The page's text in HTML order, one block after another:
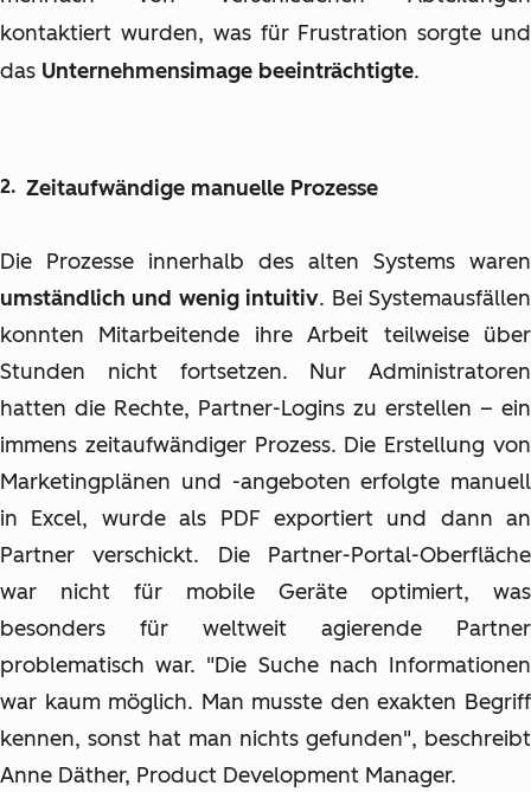
kontaktiert wurden, was für Frustration sorgte und
das Unternehmensimage beeinträchtigte.
Zeitaufwändige manuelle Prozesse
Die Prozesse innerhalb des alten Systems waren
umständlich und wenig intuitiv. Bei Systemausfällen
konnten Mitarbeitende ihre Arbeit teilweise über
Stunden nicht fortsetzen. Nur Administratoren
hatten die Rechte, Partner-Logins zu erstellen – ein
immens zeitaufwändiger Prozess. Die Erstellung von
Marketingplänen und -angeboten erfolgte manuell
in Excel, wurde als PDF exportiert und dann an
Partner verschickt. Die Partner-Portal-Oberfläche
war nicht für mobile Geräte optimiert, was
besonders für weltweit agierende Partner
problematisch war. "Die Suche nach Informationen
war kaum möglich. Man musste den exakten Begriff
kennen, sonst hat man nichts gefunden", beschreibt
Anne Däther, Product Development Manager.